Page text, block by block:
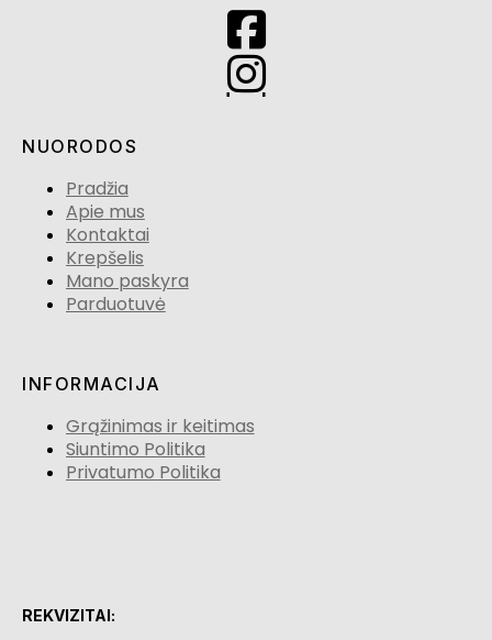
NUORODOS
Pradžia
Apie mus
Kontaktai
Krepšelis
Mano paskyra
Parduotuvė
INFORMACIJA
Grąžinimas ir keitimas
Siuntimo Politika
Privatumo Politika
REKVIZITAI: